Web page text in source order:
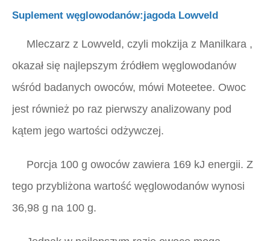
Suplement węglowodanów:jagoda Lowveld
Mleczarz z Lowveld, czyli mokzija z Manilkara ,
okazał się najlepszym źródłem węglowodanów
wśród badanych owoców, mówi Moteetee. Owoc
jest również po raz pierwszy analizowany pod
kątem jego wartości odżywczej.
Porcja 100 g owoców zawiera 169 kJ energii. Z
tego przybliżona wartość węglowodanów wynosi
36,98 g na 100 g.